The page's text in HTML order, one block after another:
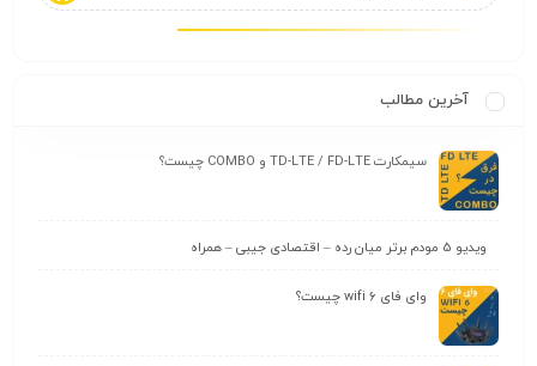
آخرین مطالب
سیمکارت TD-LTE / FD-LTE و COMBO چیست؟
ویدیو 5 مودم برتر میان رده – اقتصادی جیبی – همراه
وای‌ فای wifi 6 چیست؟